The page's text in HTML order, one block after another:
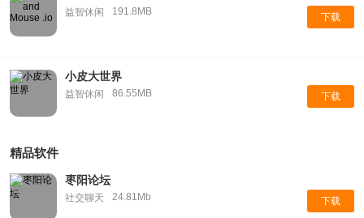
益智休闲 191.8MB 下载
小皮大世界
益智休闲 86.55MB 下载
精品软件
枣阳论坛
社交聊天 24.81Mb 下载